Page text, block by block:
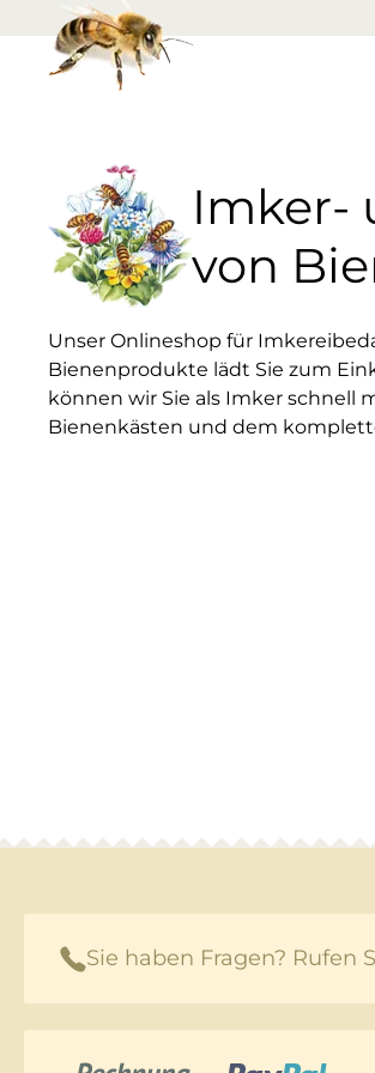
Imker-
von
Unser Onlineshop für
Bienenprodukte lädt Sie zum
können wir Sie als Imker schnell
Bienenkästen und dem
Sie haben Fragen? Rufen